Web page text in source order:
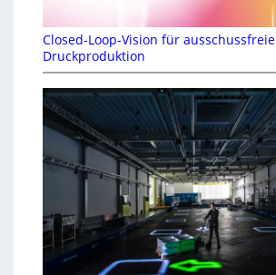
Closed-Loop-Vision für ausschussfreie
Druckproduktion